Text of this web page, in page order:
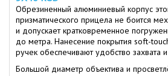
Обрезиненный алюминиевый корпус
призматического прицела не боится
и допускает кратковременное
до метра. Нанесение покрытия soft-
ручек обеспечивают удобство захвата
Большой диаметр объектива и